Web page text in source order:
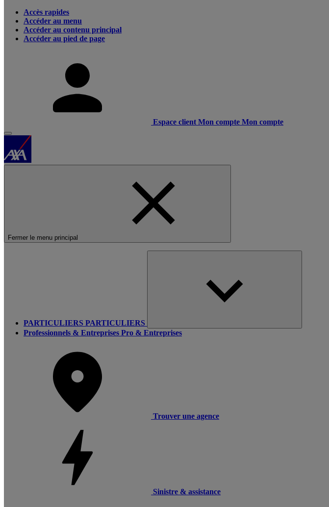
Accès rapides
Accéder au menu
Accéder au contenu principal
Accéder au pied de page
Espace client Mon compte Mon compte
Fermer le menu principal
PARTICULIERS PARTICULIERS
Professionnels & Entreprises Pro & Entreprises
Trouver une agence
Sinistre & assistance